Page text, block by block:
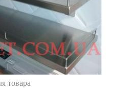
товара